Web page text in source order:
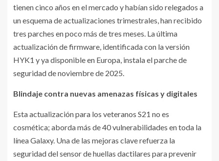
tienen cinco años en el mercado y habían sido relegados a
un esquema de actualizaciones trimestrales, han recibido
tres parches en poco más de tres meses. La última
actualización de firmware, identificada con la versión
HYK1 y ya disponible en Europa, instala el parche de
seguridad de noviembre de 2025.
Blindaje contra nuevas amenazas físicas y digitales
Esta actualización para los veteranos S21 no es
cosmética; aborda más de 40 vulnerabilidades en toda la
línea Galaxy. Una de las mejoras clave refuerza la
seguridad del sensor de huellas dactilares para prevenir